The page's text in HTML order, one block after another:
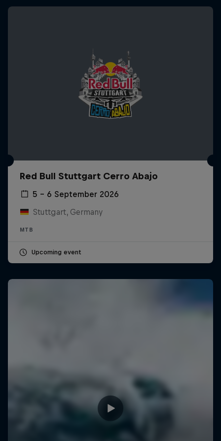
Red Bull Stuttgart Cerro Abajo
5 – 6 September 2026
Stuttgart, Germany
MTB
Upcoming event